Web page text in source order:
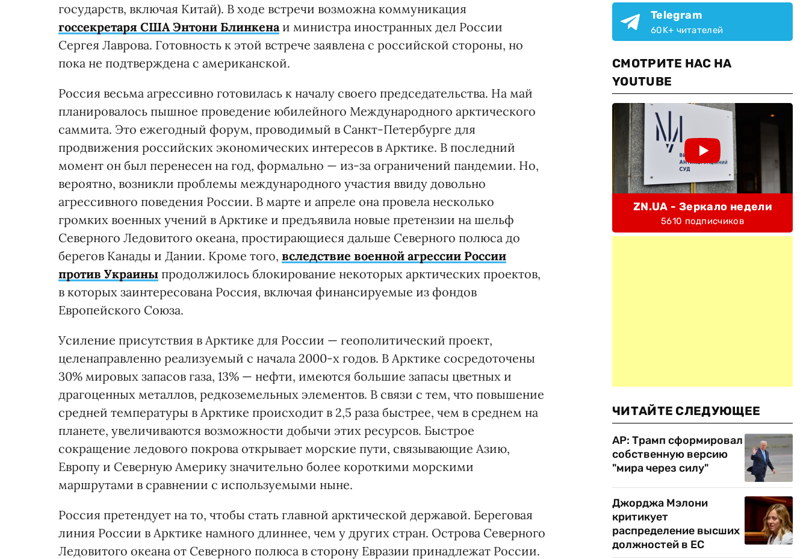
государств, включая Китай). В ходе встречи возможна коммуникация
госсекретаря США Энтони Блинкена и министра иностранных дел России
Сергея Лаврова. Готовность к этой встрече заявлена с российской стороны, но
пока не подтверждена с американской.
Россия весьма агрессивно готовилась к началу своего председательства. На май
планировалось пышное проведение юбилейного Международного арктического
саммита. Это ежегодный форум, проводимый в Санкт-Петербурге для
продвижения российских экономических интересов в Арктике. В последний
момент он был перенесен на год, формально — из-за ограничений пандемии. Но,
вероятно, возникли проблемы международного участия ввиду довольно
агрессивного поведения России. В марте и апреле она провела несколько
громких военных учений в Арктике и предъявила новые претензии на шельф
Северного Ледовитого океана, простирающиеся дальше Северного полюса до
берегов Канады и Дании. Кроме того, вследствие военной агрессии России
против Украины продолжилось блокирование некоторых арктических проектов,
в которых заинтересована Россия, включая финансируемые из фондов
Европейского Союза.
Усиление присутствия в Арктике для России — геополитический проект,
целенаправленно реализуемый с начала 2000-х годов. В Арктике сосредоточены
30% мировых запасов газа, 13% — нефти, имеются большие запасы цветных и
драгоценных металлов, редкоземельных элементов. В связи с тем, что повышение
средней температуры в Арктике происходит в 2,5 раза быстрее, чем в среднем на
планете, увеличиваются возможности добычи этих ресурсов. Быстрое
сокращение ледового покрова открывает морские пути, связывающие Азию,
Европу и Северную Америку значительно более короткими морскими
маршрутами в сравнении с используемыми ныне.
Россия претендует на то, чтобы стать главной арктической державой. Береговая
линия России в Арктике намного длиннее, чем у других стран. Острова Северного
Ледовитого океана от Северного полюса в сторону Евразии принадлежат России.
Telegram
60K+ читателей
СМОТРИТЕ НАС НА
YOUTUBE
ZN.UA - Зеркало недели
5610 подписчиков
ЧИТАЙТЕ СЛЕДУЮЩЕЕ
AP: Трамп сформировал
собственную версию
"мира через силу"
Джорджа Мэлони
критикует
распределение высших
должностей в ЕС